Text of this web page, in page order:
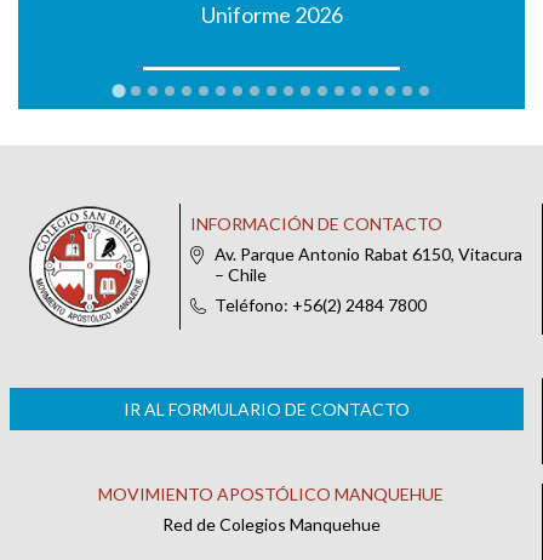
Uniforme 2026
INFORMACIÓN DE CONTACTO
Av. Parque Antonio Rabat 6150, Vitacura
– Chile
Teléfono: +56(2) 2484 7800
IR AL FORMULARIO DE CONTACTO
MOVIMIENTO APOSTÓLICO MANQUEHUE
Red de Colegios Manquehue